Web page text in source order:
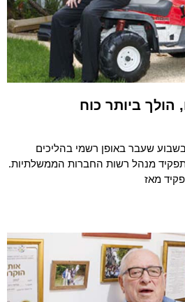
ביותר כוח
שעבר באופן רשמי בהליכים
מנהל רשות החברות הממשלתיות.
מאז